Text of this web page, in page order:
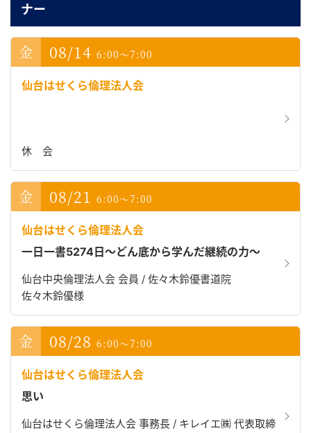
ナー
08/14 6:00～7:00
仙台はせくら倫理法人会
休 会
08/21 6:00～7:00
仙台はせくら倫理法人会
一日一書5274日～どん底から学んだ継続の力～
仙台中央倫理法人会 会員 / 佐々木鈴優書道院
佐々木鈴優様
08/28 6:00～7:00
仙台はせくら倫理法人会
思い
仙台はせくら倫理法人会 事務長 / キレイエ㈱ 代表取締